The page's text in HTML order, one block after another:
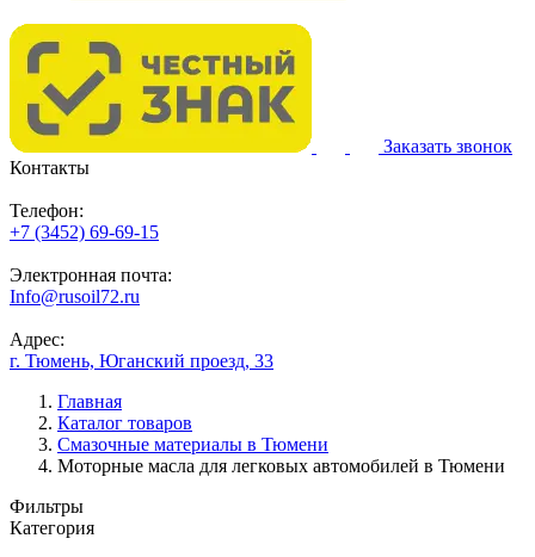
Заказать звонок
Контакты
Телефон:
+7 (3452) 69-69-15
Электронная почта:
Info@rusoil72.ru
Адрес:
г. Тюмень, Юганский проезд, 33
Главная
Каталог товаров
Смазочные материалы в Тюмени
Моторные масла для легковых автомобилей в Тюмени
Фильтры
Категория